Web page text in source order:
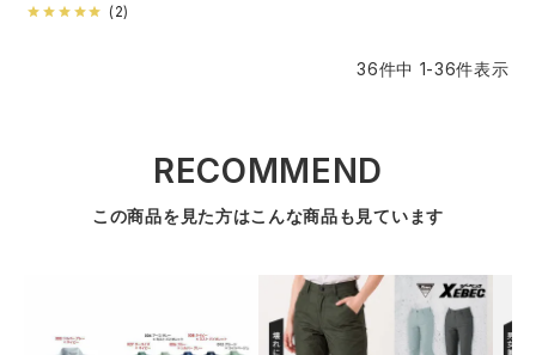
(2)
36件中 1-36件表示
RECOMMEND
この商品を見た方はこんな商品も見ています